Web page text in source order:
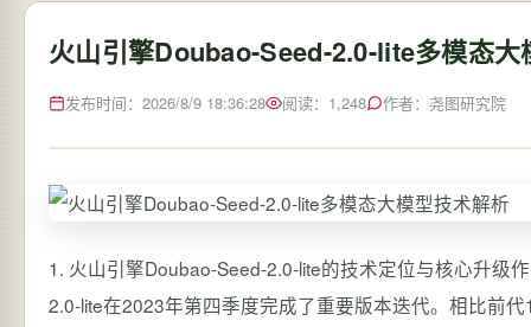
火山引擎Doubao-Seed-2.0-lite多模态大
发布时间：2026/8/9 18:36:28 阅读：1,248 作者：尧图研究院
1. 火山引擎Doubao-Seed-2.0-lite的技术定位与核心升级
2.0-lite在2023年第四季度完成了重要版本迭代。相比前